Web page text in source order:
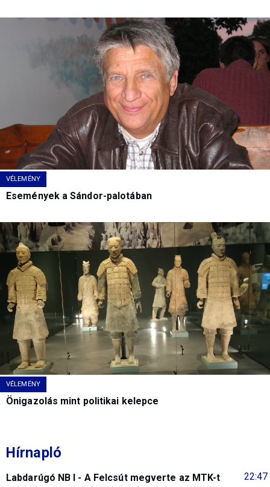
VÉLEMÉNY
Események a Sándor-palotában
VÉLEMÉNY
Önigazolás mint politikai kelepce
Hírnapló
22:47
Labdarúgó NB I - A Felcsút megverte az MTK-t